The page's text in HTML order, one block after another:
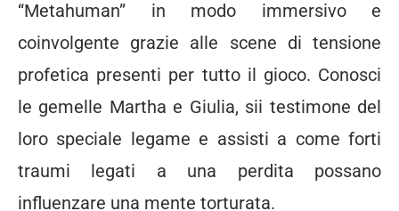
“Metahuman” in modo immersivo e
coinvolgente grazie alle scene di tensione
profetica presenti per tutto il gioco. Conosci
le gemelle Martha e Giulia, sii testimone del
loro speciale legame e assisti a come forti
traumi legati a una perdita possano
influenzare una mente torturata.